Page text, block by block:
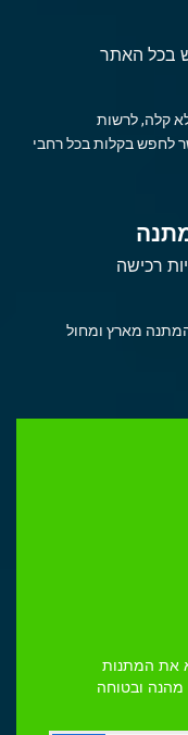
בכל האתר
קלה, לרשות
בקלות בכל רחבי
רכישה
מארץ ומחול
את המתנות
מהנה ובטוחה